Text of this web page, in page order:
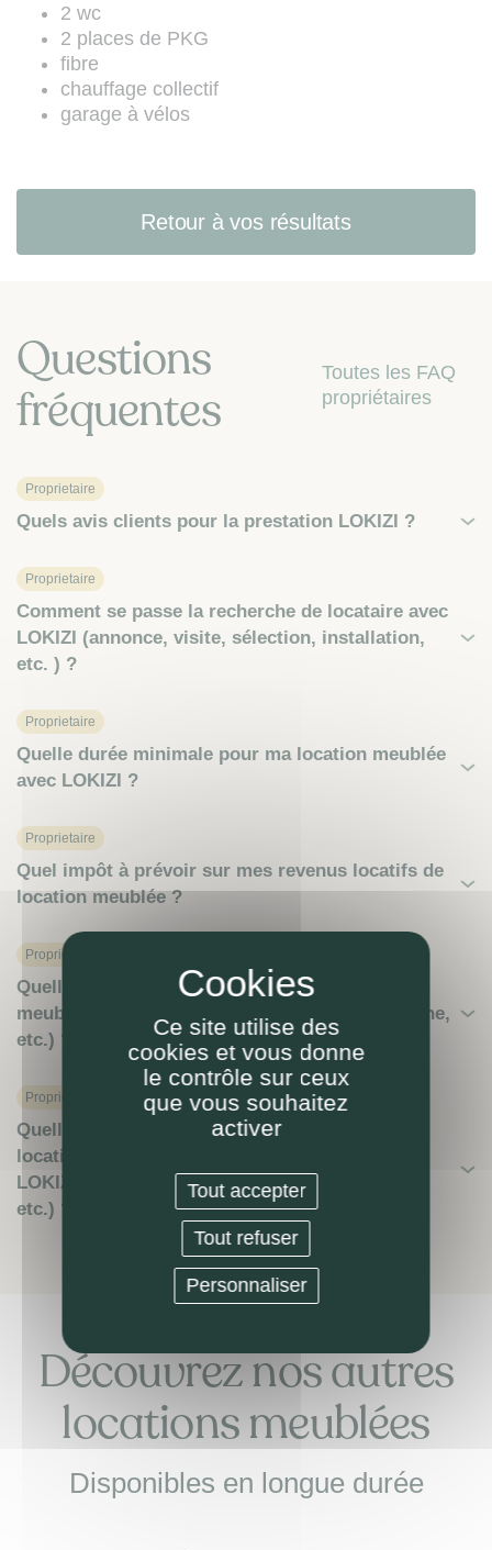
2 wc
2 places de PKG
fibre
chauffage collectif
garage à vélos
Retour à vos résultats
Questions
fréquentes
Toutes les FAQ
propriétaires
Proprietaire
Quels avis clients pour la prestation LOKIZI ?
Proprietaire
Comment se passe la recherche de locataire avec
LOKIZI (annonce, visite, sélection, installation,
etc. ) ?
Proprietaire
Quelle durée minimale pour ma location meublée
avec LOKIZI ?
Proprietaire
Quel impôt à prévoir sur mes revenus locatifs de
location meublée ?
Proprietaire
Quelles règles de résiliation du bail de location
meublée pour un propriétaire (préavis, démarche,
etc.) ?
Proprietaire
Quelles obligations du propriétaire-bailleur en
location meublée ? (selon le mandat de gestion
LOKIZI : durée, résiliation, préavis, exclusivité,
etc.) ?
Découvrez nos autres
locations meublées
Disponibles en longue durée
Ce site utilise des
cookies et vous donne
le contrôle sur ceux
que vous souhaitez
activer
Tout accepter
Tout refuser
Personnaliser